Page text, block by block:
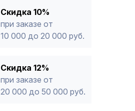
Скидка 10%
при заказе от
10 000 до 20 000 руб.
Скидка 12%
при заказе от
20 000 до 50 000 руб.